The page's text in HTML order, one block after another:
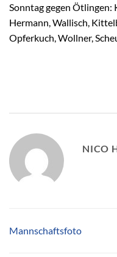
Sonntag gegen Ötlingen:
Hermann, Wallisch,
Opferkuch, Wollner,
NICO
Mannschaftsfoto